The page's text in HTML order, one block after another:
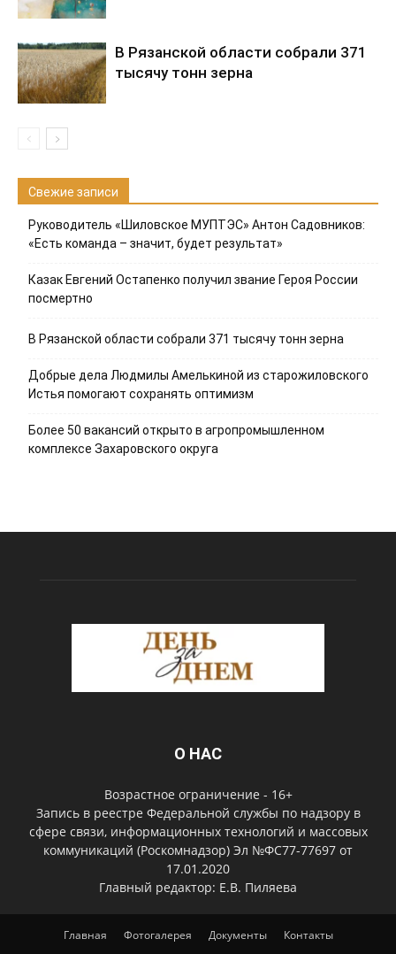
В Рязанской области собрали 371
тысячу тонн зерна
Свежие записи
Руководитель «Шиловское МУПТЭС» Антон Садовников:
«Есть команда – значит, будет результат»
Казак Евгений Остапенко получил звание Героя России
посмертно
В Рязанской области собрали 371 тысячу тонн зерна
Добрые дела Людмилы Амелькиной из старожиловского
Истья помогают сохранять оптимизм
Более 50 вакансий открыто в агропромышленном
комплексе Захаровского округа
О НАС
Возрастное ограничение - 16+
Запись в реестре Федеральной службы по надзору в
сфере связи, информационных технологий и массовых
коммуникаций (Роскомнадзор) Эл №ФС77-77697 от
17.01.2020
Главный редактор: Е.В. Пиляева
Главная Фотогалерея Документы Контакты